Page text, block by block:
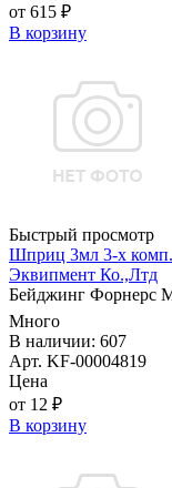
от 615 ₽
В корзину
Быстрый просмотр
Шприц 3мл 3-х
Эквипмент Ко.,Лтд
Бейджинг Форнерс
Много
В наличии: 607
Арт. KF-00004819
Цена
от 12 ₽
В корзину